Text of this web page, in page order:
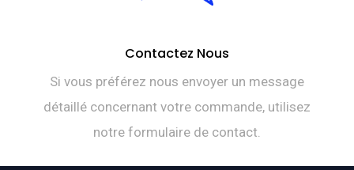
Contactez Nous
Si vous préférez nous envoyer un message
détaillé concernant votre commande, utilisez
notre formulaire de contact.